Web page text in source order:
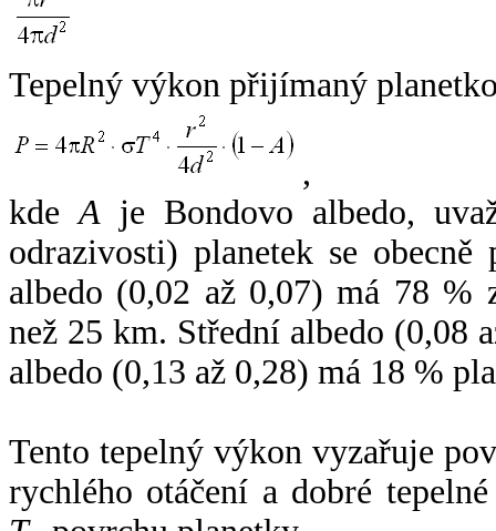
Tepelný výkon přijímaný
,
kdeA je Bondovo albedo,
odrazivosti) planetek se
albedo (0,02 až 0,07) má 78 %
než 25 km. Střední albedo (0,08
albedo (0,13 až 0,28) má 18 %
Tento tepelný výkon vyzařuje
rychlého otáčení a dobré